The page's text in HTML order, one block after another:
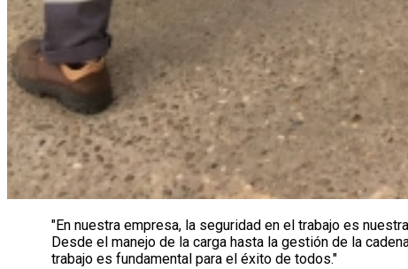
"En nuestra empresa, la seguridad en el trabajo es
Desde el manejo de la carga hasta la gestión de la
trabajo es fundamental para el éxito de todos."